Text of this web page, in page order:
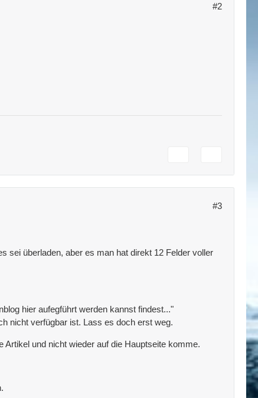
#2
#3
sei überladen, aber es man hat direkt 12 Felder voller
hier aufegführt werden kannst findest..."
nicht verfügbar ist. Lass es doch erst weg.
und nicht wieder auf die Hauptseite komme.